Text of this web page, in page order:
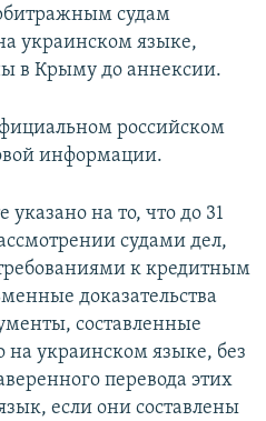
судам
украинском языке,
в Крыму до аннексии.
российском
информации.
указано на то, что до 31
судами дел,
к кредитным
доказательства
составленные
на украинском языке, без
перевода этих
если они составлены